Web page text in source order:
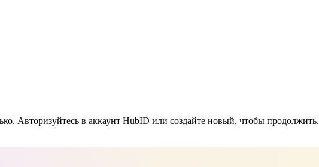
Авторизуйтесь в аккаунт HubID или создайте новый, чтобы продолжить.